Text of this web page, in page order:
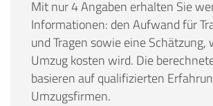
Mit nur 4 Angaben erhalten Sie
Informationen: den Aufwand für
und Tragen sowie eine Schätzung,
Umzug kosten wird. Die
basieren auf qualifizierten
Umzugsfirmen.